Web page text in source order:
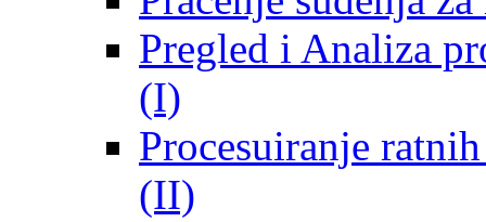
Pregled i Analiza
(I)
Procesuiranje
(II)